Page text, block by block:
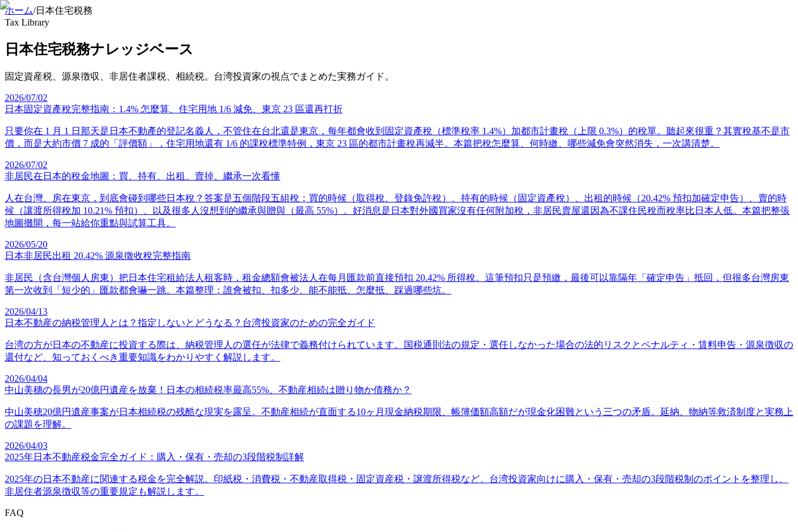
ホーム/日本住宅税務
Tax Library
日本住宅税務ナレッジベース
固定資産税、源泉徴収、非居住者課税、相続税。台湾投資家の視点でまとめた実務ガイド。
2026/07/02
日本固定資產稅完整指南：1.4% 怎麼算、住宅用地 1/6 減免、東京 23 區還再打折
只要你在 1 月 1 日那天是日本不動產的登記名義人，不管住在台北還是東京，每年都會收到固定資產稅（標準稅率 1.4%）加都市計畫稅（上限 0.3%）的稅單。聽起來很重？其實稅基不是市
價，而是大約市價 7 成的「評價額」，住宅用地還有 1/6 的課稅標準特例，東京 23 區的都市計畫稅再減半。本篇把稅怎麼算、何時繳、哪些減免會突然消失，一次講清楚。
2026/07/02
非居民在日本的稅金地圖：買、持有、出租、賣掉、繼承一次看懂
人在台灣、房在東京，到底會碰到哪些日本稅？答案是五個階段五組稅：買的時候（取得稅、登錄免許稅）、持有的時候（固定資產稅）、出租的時候（20.42% 預扣加確定申告）、賣的時
候（讓渡所得稅加 10.21% 預扣）、以及很多人沒想到的繼承與贈與（最高 55%）。好消息是日本對外國買家沒有任何附加稅，非居民賣屋還因為不課住民稅而稅率比日本人低。本篇把整張
地圖攤開，每一站給你重點與試算工具。
2026/05/20
日本非居民出租 20.42% 源泉徵收稅完整指南
非居民（含台灣個人房東）把日本住宅租給法人租客時，租金總額會被法人在每月匯款前直接預扣 20.42% 所得稅。這筆預扣只是預繳，最後可以靠隔年「確定申告」抵回，但很多台灣房東
第一次收到「短少的」匯款都會嚇一跳。本篇整理：誰會被扣、扣多少、能不能抵、怎麼抵、踩過哪些坑。
2026/04/13
日本不動産の納税管理人とは？指定しないとどうなる？台湾投資家のための完全ガイド
台湾の方が日本の不動産に投資する際は、納税管理人の選任が法律で義務付けられています。国税通則法の規定・選任しなかった場合の法的リスクとペナルティ・賃料申告・源泉徴収の
還付など、知っておくべき重要知識をわかりやすく解説します。
2026/04/04
中山美穗の長男が20億円遺産を放棄！日本の相続税率最高55%、不動産相続は贈り物か債務か？
中山美穂20億円遺産事案が日本相続税の残酷な現実を露呈。不動産相続が直面する10ヶ月現金納税期限、帳簿価額高額だが現金化困難という三つの矛盾。延納、物納等救済制度と実務上
の課題を理解。
2026/04/03
2025年日本不動産税金完全ガイド：購入・保有・売却の3段階税制詳解
2025年の日本不動産に関連する税金を完全解説。印紙税・消費税・不動産取得税・固定資産税・譲渡所得税など、台湾投資家向けに購入・保有・売却の3段階税制のポイントを整理し、
非居住者源泉徴収等の重要規定も解説します。
FAQ